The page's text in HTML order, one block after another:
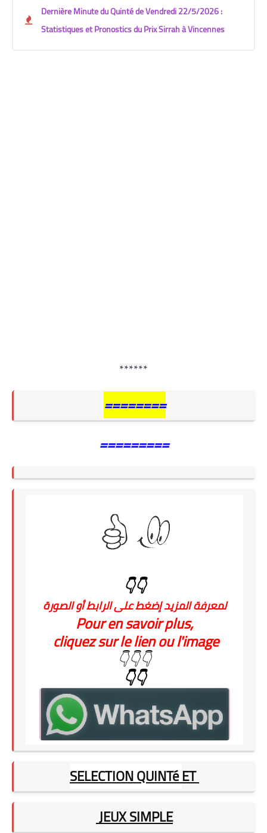
Dernière Minute du Quinté de Vendredi 22/5/2026 :
Statistiques et Pronostics du Prix Sirrah à Vincennes
******
========
=========
👇👇
لمعرفة المزيد إضغط على الرابط أو الصورة
Pour en savoir plus,
cliquez sur le lien ou l'image
👇👇👇
👇👇
SELECTION QUINTéET
JEUX SIMPLE